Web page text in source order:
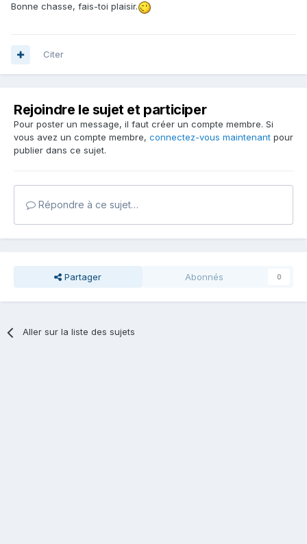
Bonne chasse, fais-toi plaisir.
Citer
Rejoindre le sujet et participer
Pour poster un message, il faut créer un compte membre. Si
vous avez un compte membre, connectez-vous maintenant pour
publier dans ce sujet.
Répondre à ce sujet…
Partager Abonnés 0
Aller sur la liste des sujets